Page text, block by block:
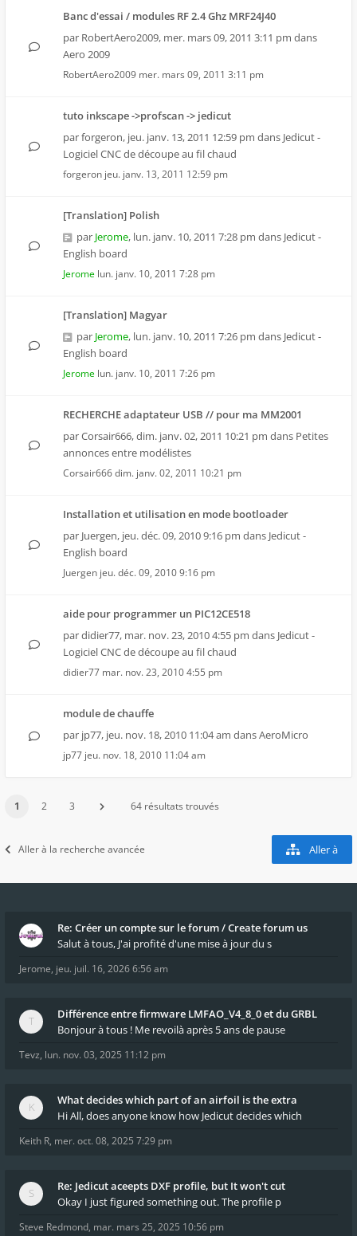
Banc d'essai / modules RF 2.4 Ghz MRF24J40
par RobertAero2009, mer. mars 09, 2011 3:11 pm dans
Aero 2009
RobertAero2009 mer. mars 09, 2011 3:11 pm
tuto inkscape ->profscan -> jedicut
parforgeron, jeu. janv. 13, 2011 12:59 pm dans Jedicut -
Logiciel CNC de découpe au fil chaud
forgeron jeu. janv. 13, 2011 12:59 pm
[Translation] Polish
par Jerome, lun. janv. 10, 2011 7:28 pm dans Jedicut -
English board
Jerome lun. janv. 10, 2011 7:28 pm
[Translation] Magyar
par Jerome, lun. janv. 10, 2011 7:26 pm dans Jedicut -
English board
Jerome lun. janv. 10, 2011 7:26 pm
RECHERCHE adaptateur USB // pour ma MM2001
parCorsair666,dim. janv. 02, 2011 10:21 pm dans Petites
annonces entre modélistes
Corsair666dim. janv. 02, 2011 10:21 pm
Installation et utilisation en mode bootloader
par Juergen, jeu. déc. 09, 2010 9:16 pm dans Jedicut -
English board
Juergen jeu. déc. 09, 2010 9:16 pm
aide pour programmer un PIC12CE518
pardidier77, mar. nov. 23, 2010 4:55 pm dans Jedicut -
Logiciel CNC de découpe au fil chaud
didier77 mar. nov. 23, 2010 4:55 pm
module de chauffe
par jp77, jeu. nov. 18, 2010 11:04 am dansAeroMicro
jp77 jeu. nov. 18, 2010 11:04 am
1 2 3 64 résultats trouvés
Aller à la recherche avancée Aller à
Re: Créer un compte sur le forum / Create forum us
Salut à tous, J'ai profité d'une mise à jour du s
Jerome, jeu. juil. 16, 2026 6:56 am
Différence entre firmware LMFAO_V4_8_0 et du GRBL
Bonjour à tous ! Me revoilà après 5 ans de pause
Tevz, lun. nov. 03, 2025 11:12 pm
What decides which part of an airfoil is the extra
Hi All, does anyone know how Jedicut decides which
Keith R, mer. oct. 08, 2025 7:29 pm
Re: Jedicut aceepts DXF profile, but It won't cut
Okay I just figured something out. The profile p
Steve Redmond, mar. mars 25, 2025 10:56 pm